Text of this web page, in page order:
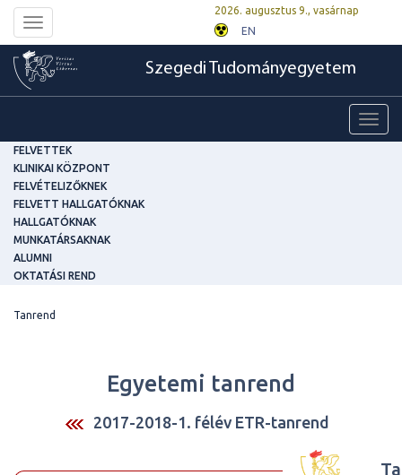
Toggle
navigation
2026. augusztus 9., vasárnap
EN
Szegedi Tudományegyetem
FELVETTEK
KLINIKAI KÖZPONT
FELVÉTELIZŐKNEK
FELVETT HALLGATÓKNAK
HALLGATÓKNAK
MUNKATÁRSAKNAK
ALUMNI
OKTATÁSI REND
Tanrend
Egyetemi tanrend
2017-2018-1. félév ETR-tanrend